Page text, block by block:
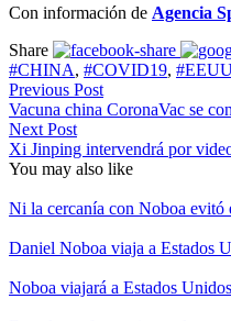
Con información de Agencia
Share
#CHINA, #COVID19,
Previous Post
Vacuna china CoronaVac se
Next Post
Xi Jinping intervendrá por
You may also like
Ni la cercanía con Noboa evitó
Daniel Noboa viaja a Estados
Noboa viajará a Estados